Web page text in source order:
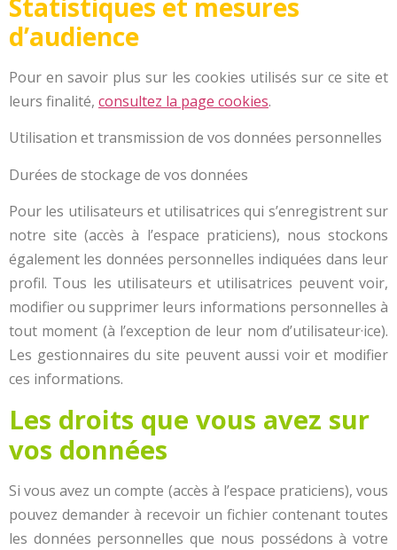
Statistiques et mesures
d’audience
Pour en savoir plus sur les cookies utilisés sur ce site et
leurs finalité, consultez la page cookies.
Utilisation et transmission de vos données personnelles
Durées de stockage de vos données
Pour les utilisateurs et utilisatrices qui s’enregistrent sur
notre site (accès à l’espace praticiens), nous stockons
également les données personnelles indiquées dans leur
profil. Tous les utilisateurs et utilisatrices peuvent voir,
modifier ou supprimer leurs informations personnelles à
tout moment (à l’exception de leur nom d’utilisateur·ice).
Les gestionnaires du site peuvent aussi voir et modifier
ces informations.
Les droits que vous avez sur
vos données
Si vous avez un compte (accès à l’espace praticiens), vous
pouvez demander à recevoir un fichier contenant toutes
les données personnelles que nous possédons à votre